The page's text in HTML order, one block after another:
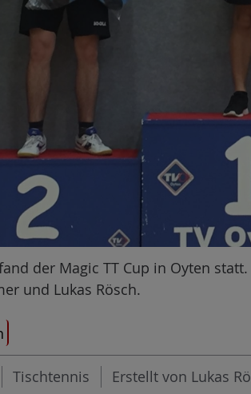
der Magic TT Cup in Oyten
und Lukas Rösch.
Tischtennis Erstellt von Lukas